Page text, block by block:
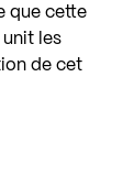
que cette
les
de cet